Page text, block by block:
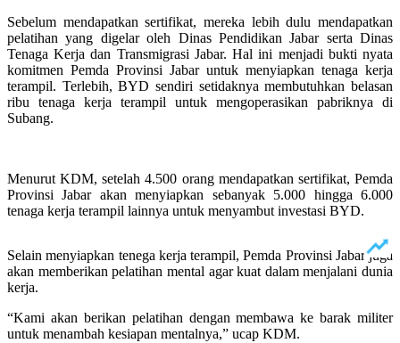
Sebelum mendapatkan sertifikat, mereka lebih dulu mendapatkan
pelatihan yang digelar oleh Dinas Pendidikan Jabar serta Dinas
Tenaga Kerja dan Transmigrasi Jabar. Hal ini menjadi bukti nyata
komitmen Pemda Provinsi Jabar untuk menyiapkan tenaga kerja
terampil. Terlebih, BYD sendiri setidaknya membutuhkan belasan
ribu tenaga kerja terampil untuk mengoperasikan pabriknya di
Subang.
Menurut KDM, setelah 4.500 orang mendapatkan sertifikat, Pemda
Provinsi Jabar akan menyiapkan sebanyak 5.000 hingga 6.000
tenaga kerja terampil lainnya untuk menyambut investasi BYD.
Selain menyiapkan tenega kerja terampil, Pemda Provinsi Jabar juga
akan memberikan pelatihan mental agar kuat dalam menjalani dunia
kerja.
“Kami akan berikan pelatihan dengan membawa ke barak militer
untuk menambah kesiapan mentalnya,” ucap KDM.